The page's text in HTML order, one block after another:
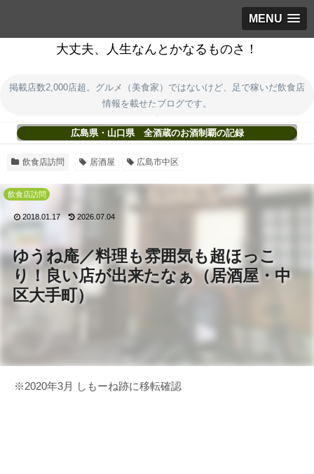
MENU
大丈夫、人生なんとかなるものさ！
掲載店数2,000店超。グルメ（美食家）ではないけど、足で稼いだ飲食店
情報を載せたブログです。
広島県・山口県 全酒蔵のお酒制覇の記録
飲食店訪問 居酒屋 広島市中区
ゆうね庵／料理も雰囲気も超ほっこ
り！良い店が出来たなぁ（居酒屋・中
区大手町）
飲食店訪問
2018.01.17 2026.07.04
※2020年3月 しもーね跡に移転確認